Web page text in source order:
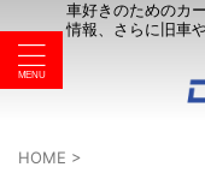
車好きのためのカ
情報、さらに旧車
HOME >